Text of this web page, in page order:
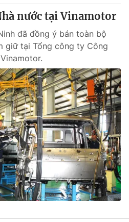
nước tại Vinamotor
đã đồng ý bán toàn bộ
giữ tại Tổng công ty Công